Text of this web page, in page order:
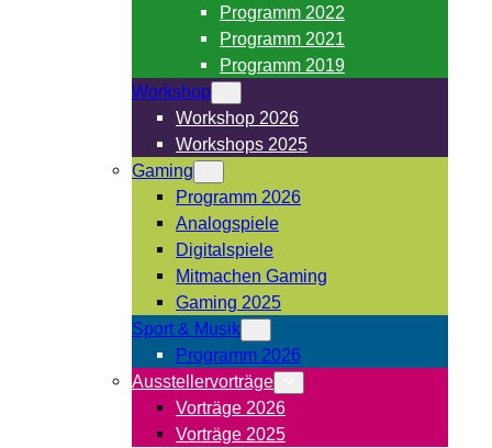
Programm 2022
Programm 2021
Programm 2019
Workshop
Workshop 2026
Workshops 2025
Gaming
Programm 2026
Analogspiele
Digitalspiele
Mitmachen Gaming
Gaming 2025
Sport & Musik
Programm 2026
Ausstellervorträge
Vorträge 2026
Vorträge 2025